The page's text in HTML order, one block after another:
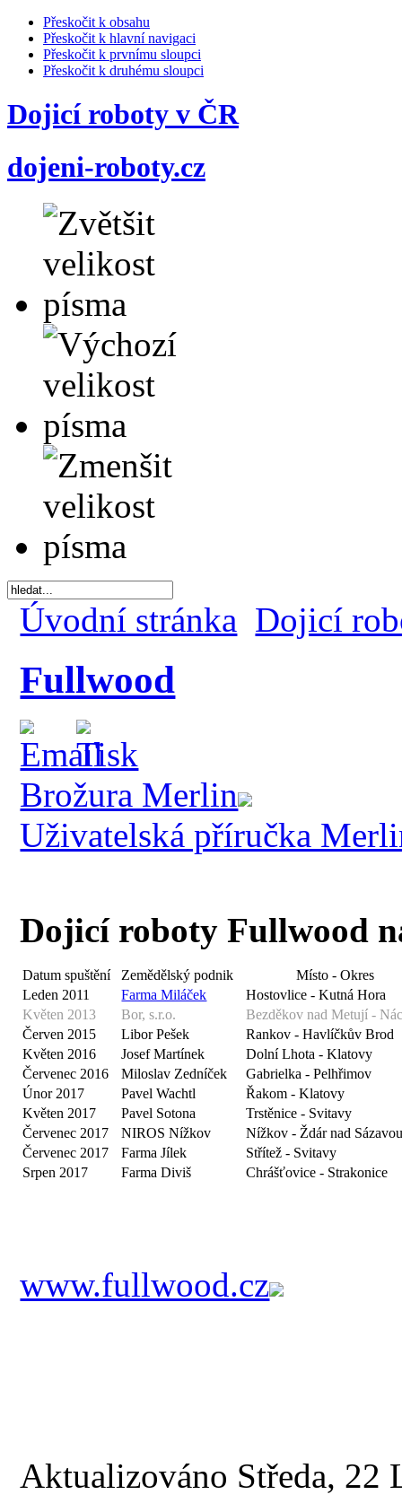
Přeskočit k obsahu
Přeskočit k hlavní navigaci
Přeskočit k prvnímu sloupci
Přeskočit k druhému sloupci
Dojicí roboty v ČR
dojeni-roboty.cz
Úvodní stránka Dojicí
Fullwood
Brožura Merlin
Uživatelská příručka
Dojicí roboty Fullwood
Datum spuštění Zemědělský podnik
Místo - Okres
Leden 2011
Farma Miláček
Hostovlice - Kutná Hora
Květen 2013
Bor, s.r.o.
Bezděkov nad Metují -
Červen 2015
Libor Pešek
Rankov - Havlíčkův Brod
Květen 2016
Josef Martínek
Dolní Lhota - Klatovy
Červenec 2016
Miloslav Zedníček
Gabrielka - Pelhřimov
Únor 2017
Pavel Wachtl
Řakom - Klatovy
Květen 2017
Pavel Sotona
Trstěnice - Svitavy
Červenec 2017
NIROS Nížkov
Nížkov - Ždár nad
Červenec 2017
Farma Jílek
Střítež - Svitavy
Srpen 2017
Farma Diviš Chrášťovice - Strakonice
www.fullwood.cz
Aktualizováno Středa, 22